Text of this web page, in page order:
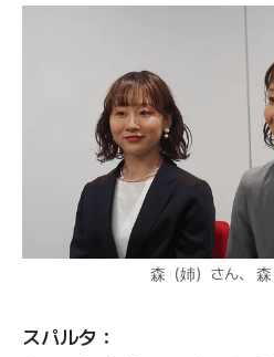
森（姉）さん、
スパルタ：